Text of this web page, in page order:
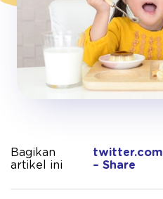
Bagikan
artikel ini
twitter.com
– Share